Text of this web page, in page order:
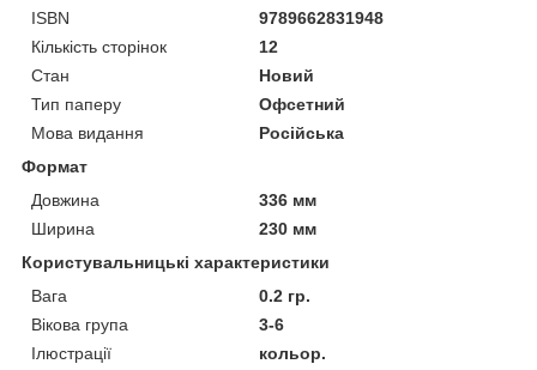
ISBN
9789662831948
Кількість сторінок
12
Стан
Новий
Тип паперу
Офсетний
Мова видання
Російська
Формат
Довжина
336 мм
Ширина
230 мм
Користувальницькі характеристики
Вага
0.2 гр.
Вікова група
3-6
Ілюстрації
кольор.